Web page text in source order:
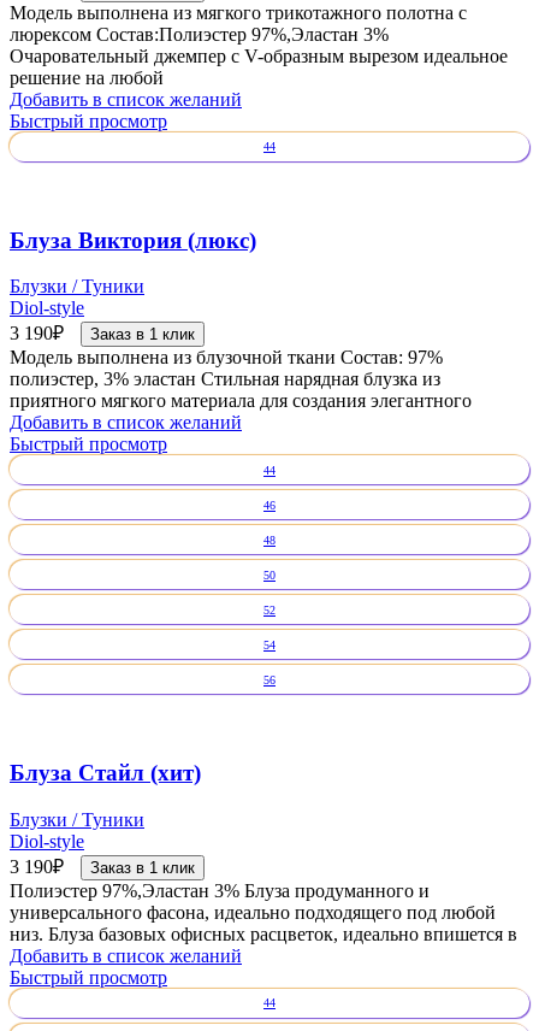
Модель выполнена из мягкого трикотажного полотна с
люрексом Состав:Полиэстер 97%,Эластан 3%
Очаровательный джемпер с V-образным вырезом идеальное
решение на любой
Добавить в список желаний
Быстрый просмотр
44
Блуза Виктория (люкс)
Блузки / Туники
Diol-style
3 190₽ Заказ в 1 клик
Модель выполнена из блузочной ткани Состав: 97%
полиэстер, 3% эластан Стильная нарядная блузка из
приятного мягкого материала для создания элегантного
Добавить в список желаний
Быстрый просмотр
44
46
48
50
52
54
56
Блуза Стайл (хит)
Блузки / Туники
Diol-style
3 190₽ Заказ в 1 клик
Полиэстер 97%,Эластан 3% Блуза продуманного и
универсального фасона, идеально подходящего под любой
низ. Блуза базовых офисных расцветок, идеально впишется в
Добавить в список желаний
Быстрый просмотр
44